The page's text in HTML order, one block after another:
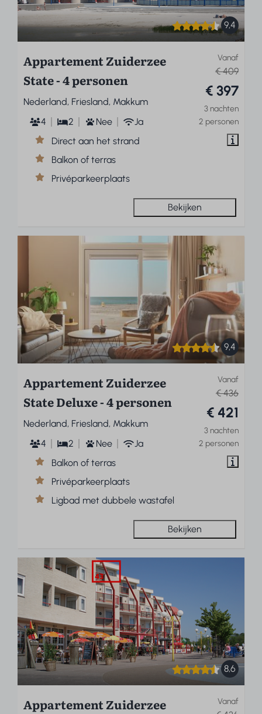
9,4
Vanaf
€ 409
€ 397
3 nachten
2 personen
Appartement Zuiderzee
State - 4 personen
Nederland, Friesland, Makkum
4
2 Nee
Ja
Direct aan het strand
Balkon of terras
Privéparkeerplaats
Bekijken
9,4
Vanaf
€ 436
€ 421
3 nachten
2 personen
Appartement Zuiderzee
State Deluxe - 4 personen
Nederland, Friesland, Makkum
4
2 Nee
Ja
Balkon of terras
Privéparkeerplaats
Ligbad met dubbele wastafel
Bekijken
8,6
Vanaf
Appartement Zuiderzee